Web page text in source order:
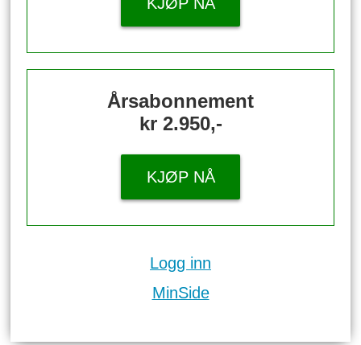
Årsabonnement
kr 2.950,-
KJØP NÅ
Logg inn
MinSide